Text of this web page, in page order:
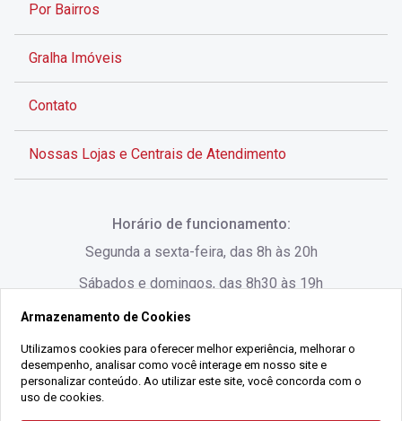
Por Bairros
Gralha Imóveis
Contato
Nossas Lojas e Centrais de Atendimento
Rua Lauro Linhares, 1080 - Trindade, Florianópolis -
SC
(48) 3220-1045
Horário de funcionamento:
Segunda a sexta-feira, das 8h às 20h
Sábados e domingos, das 8h30 às 19h
Armazenamento de Cookies
Utilizamos cookies para oferecer melhor experiência, melhorar o
desempenho, analisar como você interage em nosso site e
personalizar conteúdo. Ao utilizar este site, você concorda com o
uso de cookies.